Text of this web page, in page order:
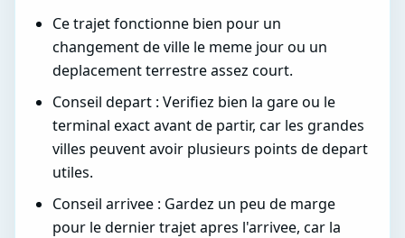
Ce trajet fonctionne bien pour un
changement de ville le meme jour ou un
deplacement terrestre assez court.
Conseil depart : Verifiez bien la gare ou le
terminal exact avant de partir, car les grandes
villes peuvent avoir plusieurs points de depart
utiles.
Conseil arrivee : Gardez un peu de marge
pour le dernier trajet apres l'arrivee, car la